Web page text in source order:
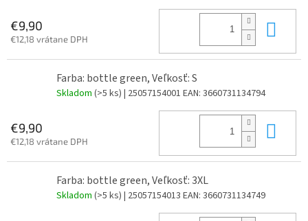
€9,90
€12,18 vrátane DPH
Farba: bottle green, Veľkosť: S
Skladom (>5 ks) | 25057154001 EAN: 3660731134794
€9,90
€12,18 vrátane DPH
Farba: bottle green, Veľkosť: 3XL
Skladom (>5 ks) | 25057154013 EAN: 3660731134749